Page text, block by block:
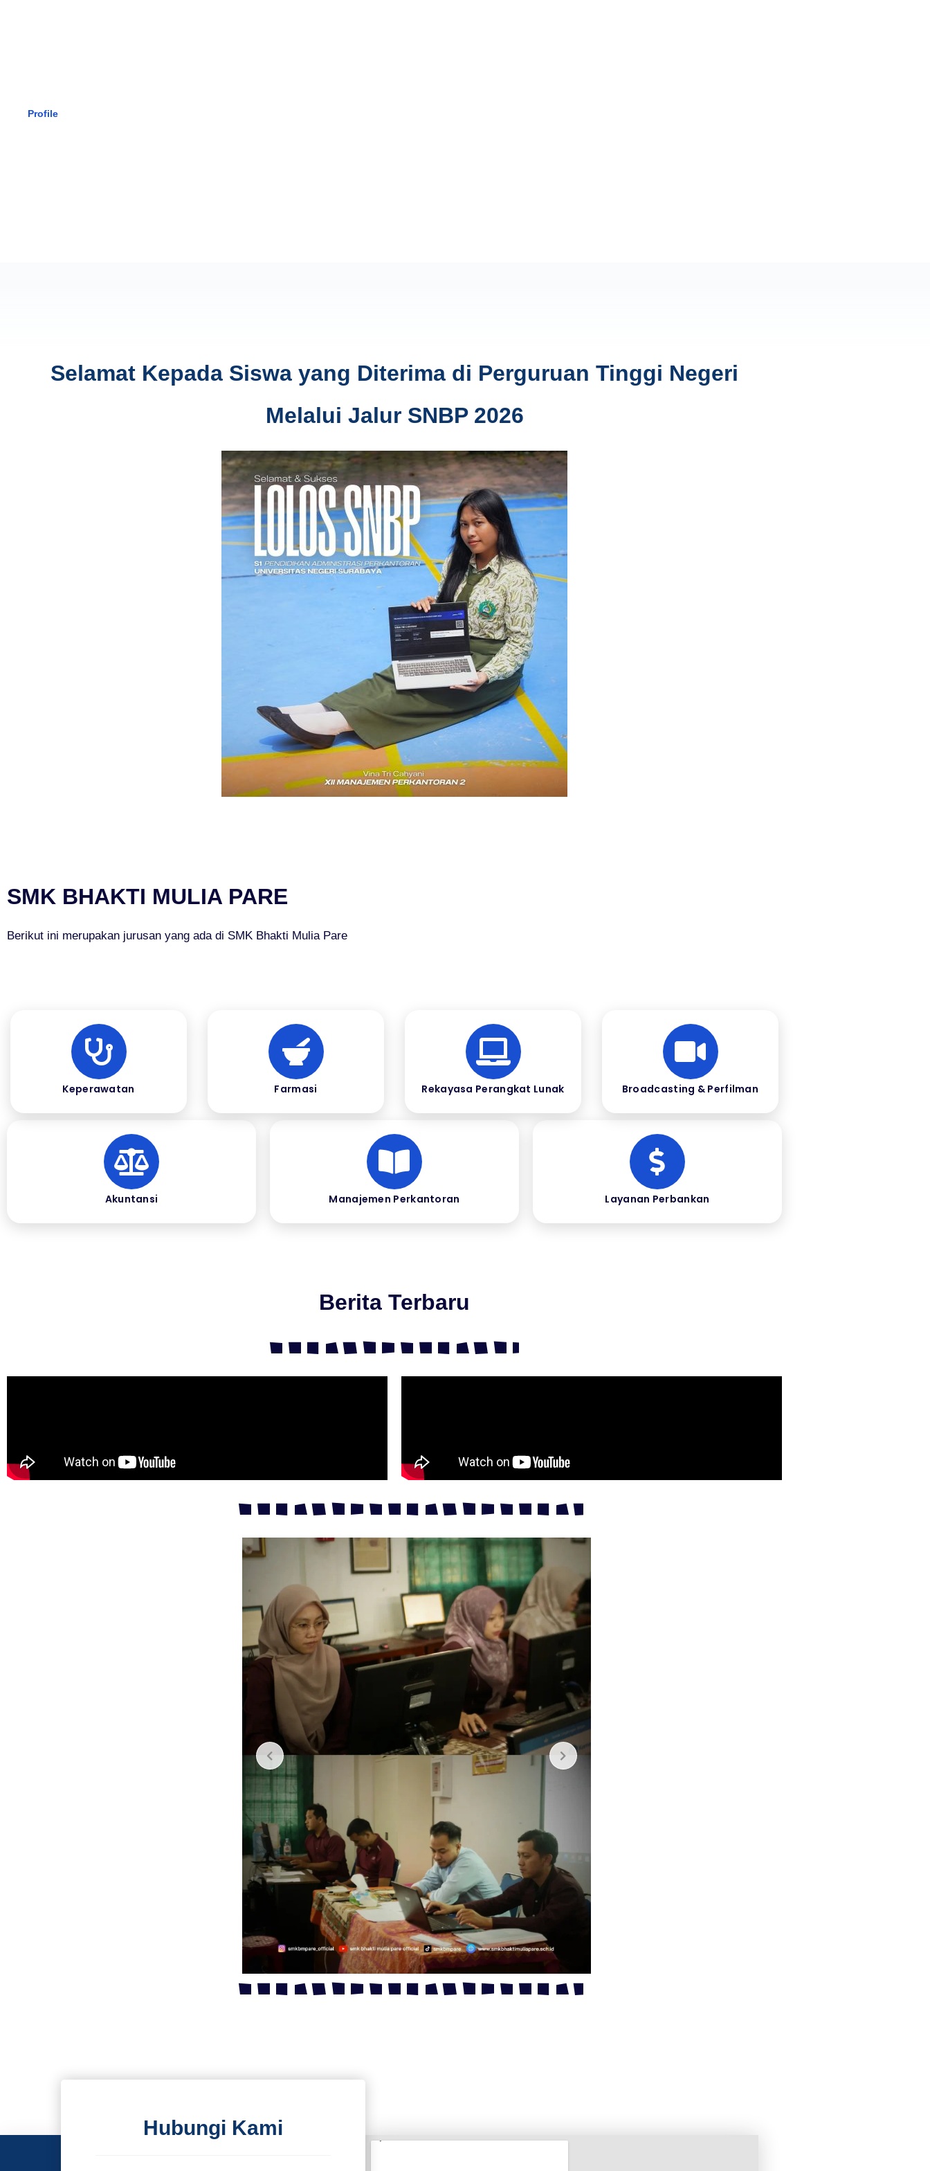
Profile
Selamat Kepada Siswa yang Diterima di Perguruan Tinggi Negeri
Melalui Jalur SNBP 2026
SMK BHAKTI MULIA PARE
Berikut ini merupakan jurusan yang ada di SMK Bhakti Mulia Pare
Keperawatan Farmasi Rekayasa Perangkat Lunak Broadcasting & Perfilman
Akuntansi Manajemen Perkantoran Layanan Perbankan
Berita Terbaru
Hubungi Kami